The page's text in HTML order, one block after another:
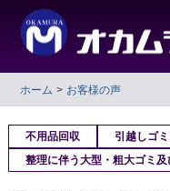
ホーム お客様の声
不用品回収
引越しゴ
整理に伴う大型・粗大ゴミ